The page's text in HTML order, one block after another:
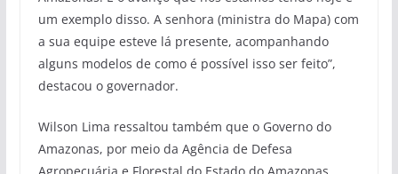
um exemplo disso. A senhora (ministra do Mapa) com
a sua equipe esteve lá presente, acompanhando
alguns modelos de como é possível isso ser feito”,
destacou o governador.
Wilson Lima ressaltou também que o Governo do
Amazonas, por meio da Agência de Defesa